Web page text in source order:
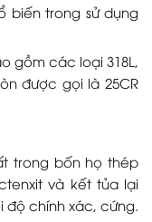
biến trong sử dụng
gồm các loại 318L,
được gọi là 25CR
trong bốn họ thép
và kết tủa lại
độ chính xác, cứng.